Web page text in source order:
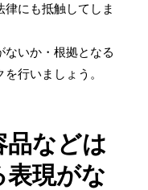
にも抵触してしま
いか・根拠となる
行いましょう。
品などは
現がな